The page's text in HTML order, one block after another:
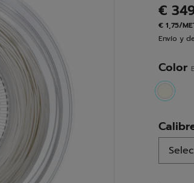
€
€ 1,75/
Envío y
Color